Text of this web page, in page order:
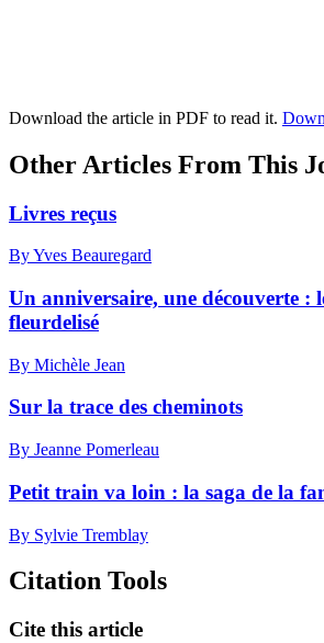
Download the article in PDF to read it.
Other Articles From This
Livres reçus
By Yves Beauregard
Un anniversaire, une découverte :
fleurdelisé
By Michèle Jean
Sur la trace des cheminots
By Jeanne Pomerleau
Petit train va loin : la saga de la
By Sylvie Tremblay
Citation Tools
Cite this article